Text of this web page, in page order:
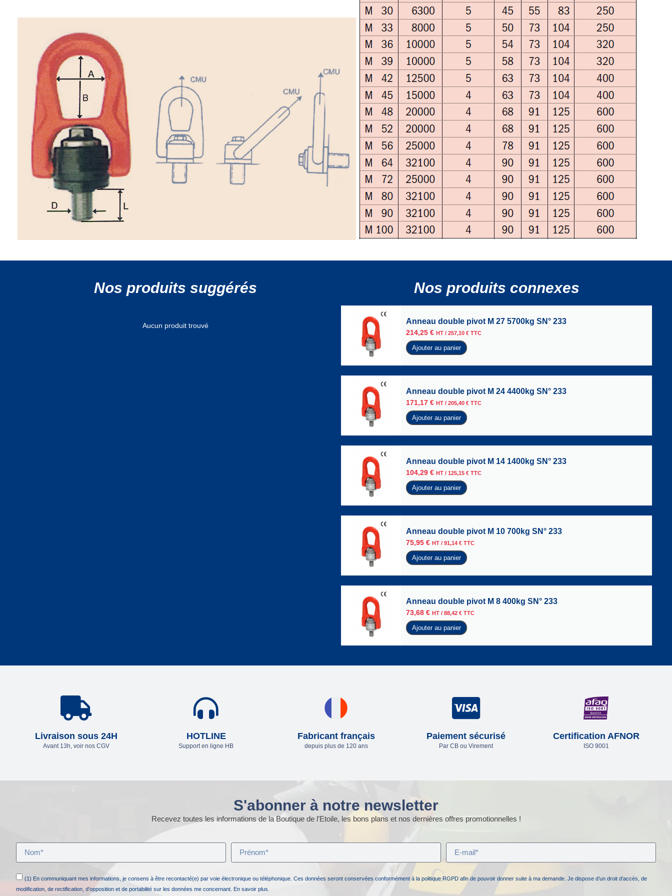
Nos produits suggérés
Aucun produit trouvé
Nos produits connexes
Anneau double pivot M 27 5700kg SN° 233
214,25 € HT / 257,10 € TTC
Ajouter au panier
Anneau double pivot M 24 4400kg SN° 233
171,17 € HT / 205,40 € TTC
Ajouter au panier
Anneau double pivot M 14 1400kg SN° 233
104,29 € HT / 125,15 € TTC
Ajouter au panier
Anneau double pivot M 10 700kg SN° 233
75,95 € HT / 91,14 € TTC
Ajouter au panier
Anneau double pivot M 8 400kg SN° 233
73,68 € HT / 88,42 € TTC
Ajouter au panier
Livraison sous 24H
Avant 13h, voir nos CGV
HOTLINE
Support en ligne HB
Fabricant français
depuis plus de 120 ans
Paiement sécurisé
Par CB ou Virement
Certification AFNOR
ISO 9001
S'abonner à notre newsletter
Recevez toutes les informations de la Boutique de l’Etoile, les bons plans et nos dernières offres promotionnelles !
(1) En communiquant mes informations, je consens à être recontacté(e) par voie électronique ou téléphonique. Ces données seront conservées conformément à la politique RGPD afin de pouvoir donner suite à ma demande. Je dispose d’un droit d’accès, de
modification, de rectification, d’opposition et de portabilité sur les données me concernant. En savoir plus.